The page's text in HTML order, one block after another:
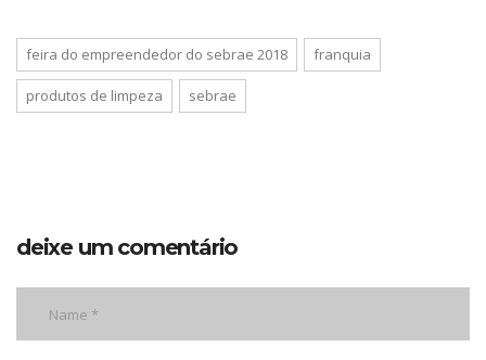
feira do empreendedor do sebrae 2018 franquia
produtos de limpeza sebrae
deixe um comentário